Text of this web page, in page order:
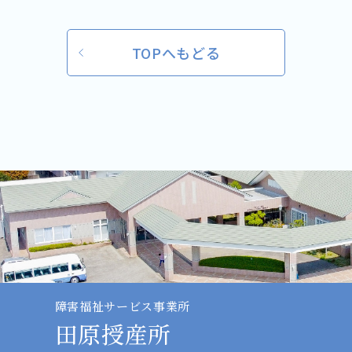
TOPへもどる
障害福祉サービス事業所
田原授産所